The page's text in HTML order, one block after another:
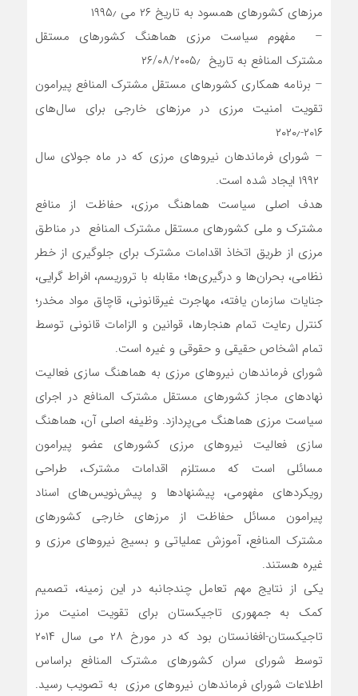
مرزهای کشورهای همسود به تاریخ ۲۶ می ۱۹۹۵٫
– مفهوم سیاست مرزی هماهنگ کشورهای مستقل
مشترک المنافع به تاریخ ۲۶/۰۸/۲۰۰۵٫
– برنامه همکاری کشورهای مستقل مشترک المنافع پیرامون
تقویت امنیت مرزی در مرزهای خارجی برای سال‌های
۲۰۱۶-۲۰۲۰٫
– شورای فرماندهان نیروهای مرزی که در ماه جولای سال
هدف اصلی سیاست هماهنگ مرزی، حفاظت از منافع
مشترک و ملی کشورهای مستقل مشترک المنافع در مناطق
مرزی از طریق اتخاذ اقدامات مشترک برای جلوگیری از خطر
نظامی، بحران‌ها و درگیری‌ها؛ مقابله با تروریسم، افراط گرایی،
جنایات سازمان یافته، مهاجرت غیرقانونی، قاچاق مواد مخدر؛
کنترل رعایت تمام هنجارها، قوانین و الزامات قانونی توسط
تمام اشخاص حقیقی و حقوقی و غیره است.
شورای فرماندهان نیروهای مرزی به هماهنگ سازی فعالیت
نهادهای مجاز کشورهای مستقل مشترک المنافع در اجرای
سیاست مرزی هماهنگ می‌پردازد. وظیفه اصلی آن، هماهنگ
سازی فعالیت‌ نیروهای مرزی کشورهای عضو پیرامون
مسائلی است که مستلزم اقدامات مشترک، طراحی
رویکردهای مفهومی، پیشنهادها و پیش‌نویس‌های اسناد
پیرامون مسائل حفاظت از مرزهای خارجی کشورهای
مشترک المنافع، آموزش عملیاتی و بسیج نیروهای مرزی و
غیره هستند.
یکی از نتایج مهم تعامل چندجانبه در این زمینه، تصمیم
کمک به جمهوری تاجیکستان برای تقویت امنیت مرز
تاجیکستان-افغانستان بود که در مورخ ۲۸ می سال ۲۰۱۴
توسط شورای سران کشورهای مشترک المنافع براساس
اطلاعات شورای فرماندهان نیروهای مرزی به تصویب رسید.